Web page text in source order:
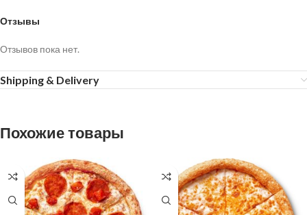
Отзывы
Отзывов пока нет.
Shipping & Delivery
Похожие товары